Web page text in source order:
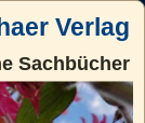
Verlag
Sachbücher